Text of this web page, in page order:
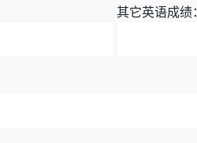
其它英语成绩：